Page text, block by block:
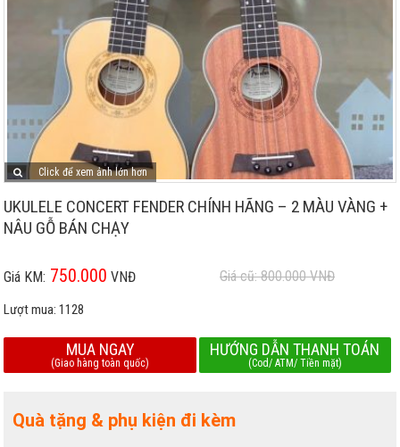
Click để xem ảnh lớn hơn
UKULELE CONCERT FENDER CHÍNH HÃNG – 2 MÀU VÀNG +
NÂU GỖ BÁN CHẠY
Giá KM: 750.000 VNĐ Giá cũ: 800.000VNĐ
Lượt mua:1128
MUA NGAY
(Giao hàng toàn quốc)
HƯỚNG DẪN THANH TOÁN
(Cod/ ATM/ Tiền mặt)
Quà tặng & phụ kiện đi kèm